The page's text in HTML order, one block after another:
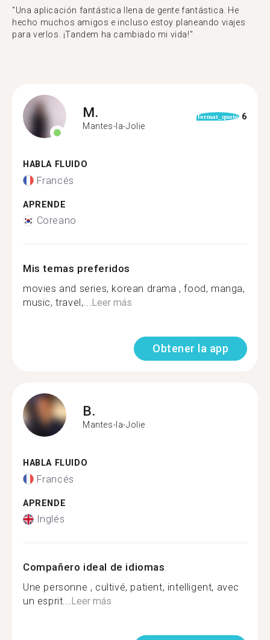
"Una aplicación fantástica llena de gente fantástica. He
hecho muchos amigos e incluso estoy planeando viajes
para verlos. ¡Tandem ha cambiado mi vida!"
M.
Mantes-la-Jolie
format_quote 6
HABLA FLUIDO
Francés
APRENDE
Coreano
Mis temas preferidos
movies and series, korean drama , food, manga,
music, travel,...Leer más
Obtener la app
B.
Mantes-la-Jolie
HABLA FLUIDO
Francés
APRENDE
Inglés
Compañero ideal de idiomas
Une personne , cultivé, patient, intelligent, avec
un esprit...Leer más